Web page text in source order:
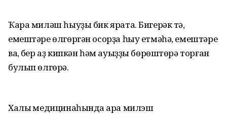
Ҡара миләш һыуҙы бик ярата. Бигерәк тә,
емештәре өлгөргән осорҙа һыу етмәһә, емештәре
ваҡ, бер аҙ кипкән һәм ауыҙҙы бөрөштөрә торған
булып өлгөрә.
Халыҡ медицинаһында ҡара милэш